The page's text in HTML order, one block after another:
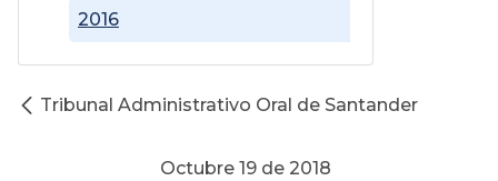
2016
Tribunal Administrativo Oral de Santander
Octubre 19 de 2018